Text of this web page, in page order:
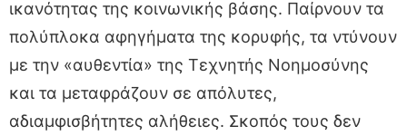
ικανότητας της κοινωνικής βάσης. Παίρνουν τα
πολύπλοκα αφηγήματα της κορυφής, τα ντύνουν
με την «αυθεντία» της Τεχνητής Νοημοσύνης
και τα μεταφράζουν σε απόλυτες,
αδιαμφισβήτητες αλήθειες. Σκοπός τους δεν